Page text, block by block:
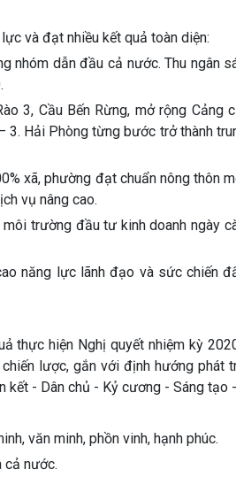
và đạt nhiều kết quả toàn diện:
nhóm dẫn đầu cả nước. Thu ngân
3, Cầu Bến Rừng, mở rộng Cảng
3. Hải Phòng từng bước trở thành
xã, phường đạt chuẩn nông thôn
vụ nâng cao.
trường đầu tư kinh doanh ngày
năng lực lãnh đạo và sức chiến
thực hiện Nghị quyết nhiệm kỳ
lược, gắn với định hướng phát
- Dân chủ - Kỷ cương - Sáng tạo -
văn minh, phồn vinh, hạnh phúc.
cả nước.